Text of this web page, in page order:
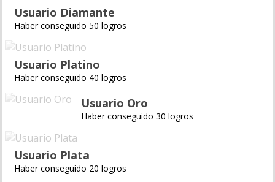
Usuario Diamante
Haber conseguido 50 logros
Usuario Platino
Haber conseguido 40 logros
Usuario Oro
Haber conseguido 30 logros
Usuario Plata
Haber conseguido 20 logros